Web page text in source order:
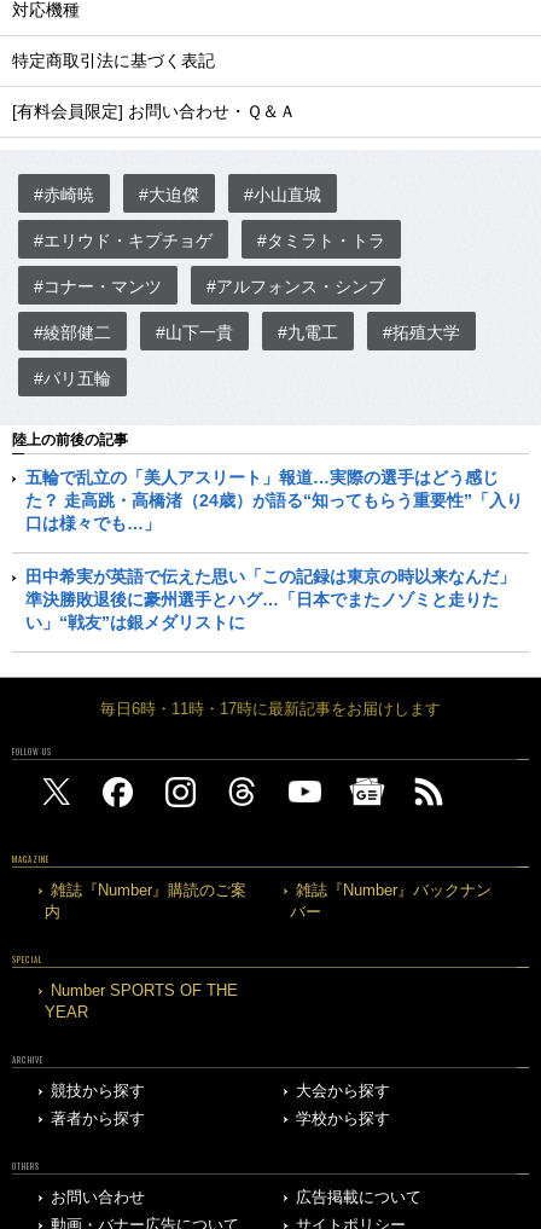
対応機種
特定商取引法に基づく表記
[有料会員限定] お問い合わせ・Ｑ＆Ａ
#赤崎暁 #大迫傑 #小山直城
#エリウド・キプチョゲ #タミラト・トラ
#コナー・マンツ #アルフォンス・シンブ
#綾部健二 #山下一貴 #九電工 #拓殖大学
#パリ五輪
陸上の前後の記事
五輪で乱立の「美人アスリート」報道…実際の選手はどう感じ
た？ 走高跳・高橋渚（24歳）が語る“知ってもらう重要性”「入り
口は様々でも…」
田中希実が英語で伝えた思い「この記録は東京の時以来なんだ」
準決勝敗退後に豪州選手とハグ…「日本でまたノゾミと走りた
い」“戦友”は銀メダリストに
毎日6時・11時・17時に最新記事をお届けします
FOLLOW US
MAGAZINE
雑誌『Number』購読のご案
内
雑誌『Number』バックナン
バー
SPECIAL
Number SPORTS OF THE
YEAR
ARCHIVE
競技から探す
大会から探す
著者から探す
学校から探す
OTHERS
お問い合わせ
広告掲載について
動画・バナー広告について
サイトポリシー